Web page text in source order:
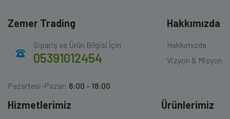
Zemer Trading
Sipariş ve Ürün Bilgisi İçin
05391012454
Pazartesi-Pazar: 8:00 - 18:00
Hakkımızda
Hakkımızda
Vizyon & Misyon
Hizmetlerimiz Ürünlerimiz